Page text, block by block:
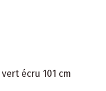
écru 101 cm